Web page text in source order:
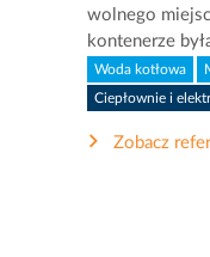
wolnego
kontenerze
Woda kotłowa
Ciepłownie i
Zobacz